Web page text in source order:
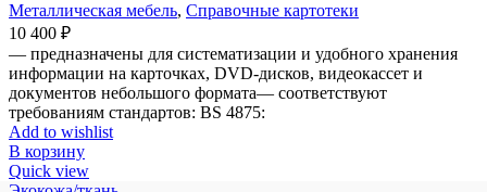
Металлическая мебель, Справочные картотеки
10 400 ₽
— предназначены для систематизации и удобного хранения
информации на карточках, DVD-дисков, видеокассет и
документов небольшого формата— соответствуют
требованиям стандартов: BS 4875:
Add to wishlist
В корзину
Quick view